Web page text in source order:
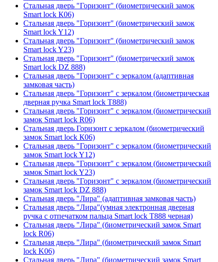
Стальная дверь "Горизонт" (биометрический замок
Smart lock К06)
Стальная дверь "Горизонт" (биометрический замок
Smart lock Y12)
Стальная дверь "Горизонт" (биометрический замок
Smart lock Y23)
Стальная дверь "Горизонт" (биометрический замок
Smart lock DZ 888)
Стальная дверь "Горизонт" с зеркалом (адаптивная
замковая часть)
Стальная дверь "Горизонт" с зеркалом (биометрическая
дверная ручка Smart lock T888)
Стальная дверь "Горизонт" с зеркалом (биометрический
замок Smart lock R06)
Стальная дверь Горизонт с зеркалом (биометрический
замок Smart lock К06)
Стальная дверь "Горизонт" с зеркалом (биометрический
замок Smart lock Y12)
Стальная дверь "Горизонт" с зеркалом (биометрический
замок Smart lock Y23)
Стальная дверь "Горизонт" с зеркалом (биометрический
замок Smart lock DZ 888)
Стальная дверь "Лира" (адаптивная замковая часть)
Стальная дверь "Лира"(умная электронная дверная
ручка с отпечатком пальца Smart lock T888 черная)
Стальная дверь "Лира" (биометрический замок Smart
lock R06)
Стальная дверь "Лира" (биометрический замок Smart
lock K06)
Стальная дверь "Лира" (биометрический замок Smart